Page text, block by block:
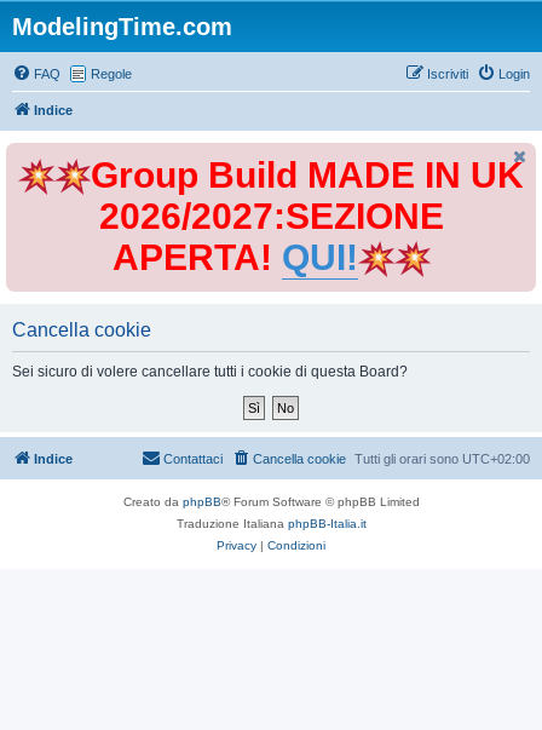
ModelingTime.com
FAQ Regole Login
Iscriviti
Indice
Group Build MADE IN UK
2026/2027:SEZIONE
APERTA! QUI!
Cancella cookie
Sei sicuro di volere cancellare tutti i cookie di questa Board?
Indice Tutti gli orari sono UTC+02:00
Cancella cookie
Contattaci
Creato da phpBB® Forum Software © phpBB Limited
Traduzione Italiana phpBB-Italia.it
Privacy | Condizioni